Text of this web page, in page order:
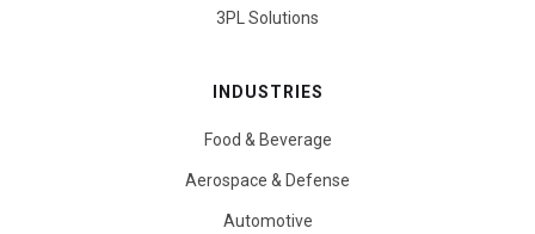
3PL Solutions
INDUSTRIES
Food & Beverage
Aerospace & Defense
Automotive